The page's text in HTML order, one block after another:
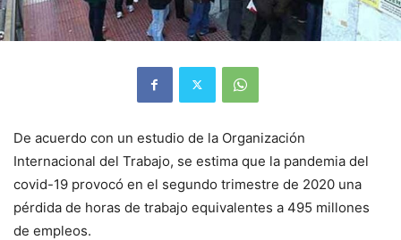
De acuerdo con un estudio de la Organización
Internacional del Trabajo, se estima que la pandemia del
covid-19 provocó en el segundo trimestre de 2020 una
pérdida de horas de trabajo equivalentes a 495 millones
de empleos.